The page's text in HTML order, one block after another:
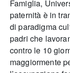
Famiglia,
paternità è in
di paradigma
padri che
contro le 10
maggiormente